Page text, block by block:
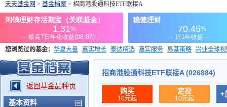
天天基金网 > 基金档案 > 招商港股通科技ETF联接A
您浏览过的基金： 华夏大盘 嘉实增长 泰达精选 嘉实服务 易基策略 兴业全球
添富优势 华安宏利 上证180价值ETF
返回基金品种页
基本资料
招商港股通科技ETF联接A (026884)
购买
10元起
定投
10元起
+